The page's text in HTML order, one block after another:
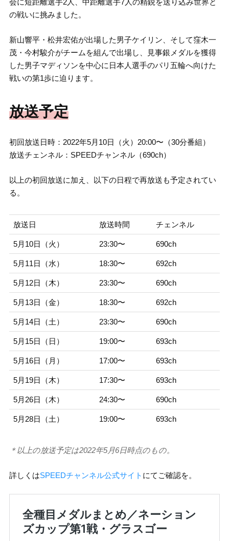
会に短距離選手2人、中距離選手7人の精鋭を送り込み世界と
の戦いに挑みました。
新山響平・松井宏佑が出場した男子ケイリン、そして窪木一
茂・今村駿介がチームを組んで出場し、見事銀メダルを獲得
した男子マディソンを中心に日本人選手のパリ五輪へ向けた
戦いの第1歩に迫ります。
放送予定
初回放送日時：2022年5月10日（火）20:00〜（30分番組）
放送チェンネル：SPEEDチャンネル（690ch）
以上の初回放送に加え、以下の日程で再放送も予定されてい
る。
放送日 放送時間 チェンネル
5月10日（火） 23:30〜 690ch
5月11日（水） 18:30〜 692ch
5月12日（木） 23:30〜 690ch
5月13日（金） 18:30〜 692ch
5月14日（土） 23:30〜 690ch
5月15日（日） 19:00〜 693ch
5月16日（月） 17:00〜 693ch
5月19日（木） 17:30〜 693ch
5月26日（木） 24:30〜 690ch
5月28日（土） 19:00〜 693ch
＊以上の放送予定は2022年5月6日時点のもの。
詳しくはSPEEDチャンネル公式サイト にてご確認を。